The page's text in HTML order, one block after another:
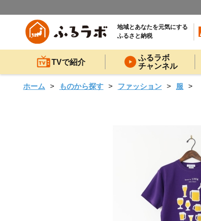
地域とあなたを元気にする
ふるさと納税
TVで紹介
ふるラボ
チャンネル
ホーム ものから探す ファッション 服